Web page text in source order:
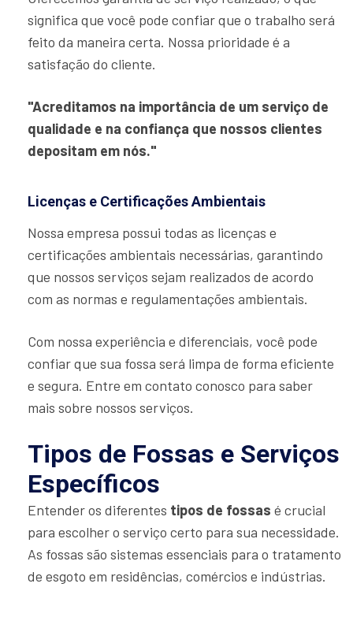
significa que você pode confiar que o trabalho será
feito da maneira certa. Nossa prioridade é a
satisfação do cliente.
"Acreditamos na importância de um serviço de
qualidade e na confiança que nossos clientes
depositam em nós."
Licenças e Certificações Ambientais
Nossa empresa possui todas as licenças e
certificações ambientais necessárias, garantindo
que nossos serviços sejam realizados de acordo
com as normas e regulamentações ambientais.
Com nossa experiência e diferenciais, você pode
confiar que sua fossa será limpa de forma eficiente
e segura. Entre em contato conosco para saber
mais sobre nossos serviços.
Tipos de Fossas e Serviços
Específicos
Entender os diferentes tipos de fossas é crucial
para escolher o serviço certo para sua necessidade.
As fossas são sistemas essenciais para o tratamento
de esgoto em residências, comércios e indústrias.